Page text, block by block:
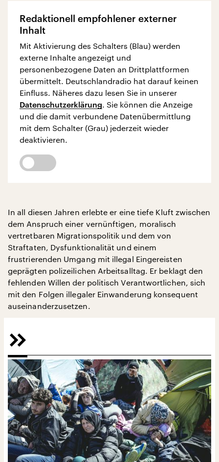
Redaktionell empfohlener externer
Inhalt
Mit Aktivierung des Schalters (Blau) werden
externe Inhalte angezeigt und
personenbezogene Daten an Drittplattformen
übermittelt. Deutschlandradio hat darauf keinen
Einfluss. Näheres dazu lesen Sie in unserer
Datenschutzerklärung. Sie können die Anzeige
und die damit verbundene Datenübermittlung
mit dem Schalter (Grau) jederzeit wieder
deaktivieren.
In all diesen Jahren erlebte er eine tiefe Kluft zwischen
dem Anspruch einer vernünftigen, moralisch
vertretbaren Migrationspolitik und dem von
Straftaten, Dysfunktionalität und einem
frustrierenden Umgang mit illegal Eingereisten
geprägten polizeilichen Arbeitsalltag. Er beklagt den
fehlenden Willen der politisch Verantwortlichen, sich
mit den Folgen illegaler Einwanderung konsequent
auseinanderzusetzen.